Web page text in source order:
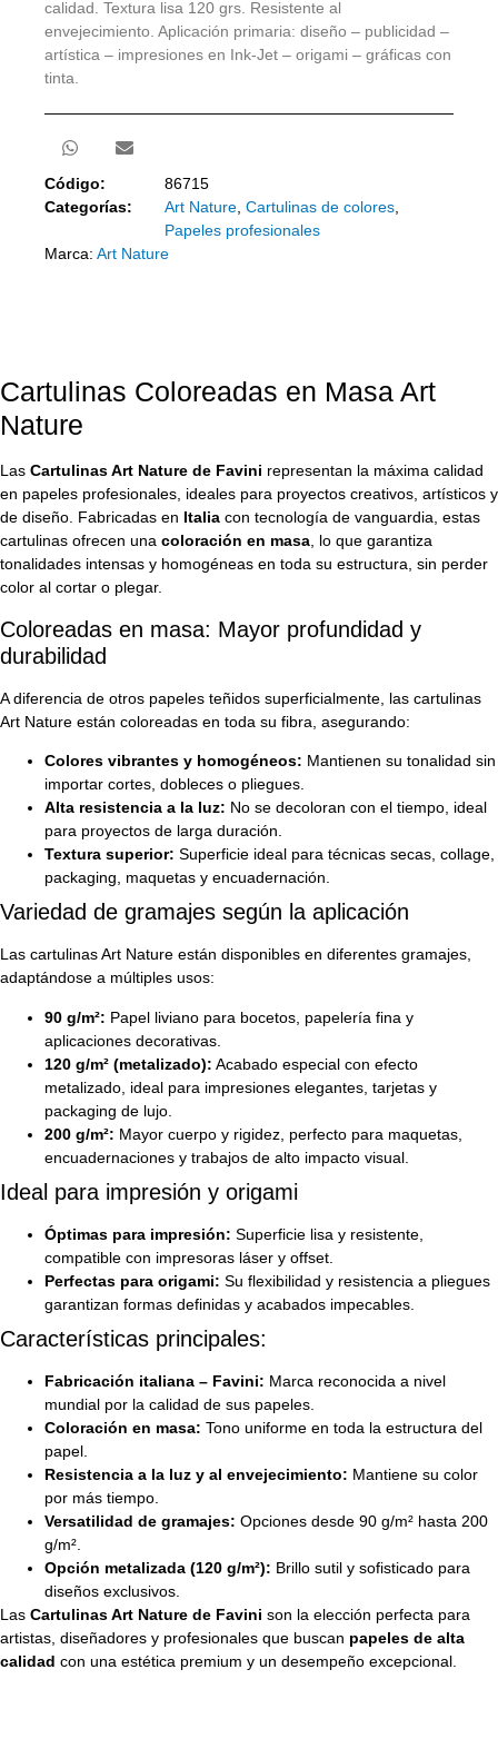
calidad. Textura lisa 120 grs. Resistente al
envejecimiento. Aplicación primaria: diseño – publicidad –
artística – impresiones en Ink-Jet – origami – gráficas con
tinta.
Código:
86715
Categorías:
Art Nature, Cartulinas de colores,
Papeles profesionales
Marca: Art Nature
Cartulinas Coloreadas en Masa Art
Nature
Las Cartulinas Art Nature de Favini representan la máxima calidad
en papeles profesionales, ideales para proyectos creativos, artísticos y
de diseño. Fabricadas en Italia con tecnología de vanguardia, estas
cartulinas ofrecen una coloración en masa, lo que garantiza
tonalidades intensas y homogéneas en toda su estructura, sin perder
color al cortar o plegar.
Coloreadas en masa: Mayor profundidad y
durabilidad
A diferencia de otros papeles teñidos superficialmente, las cartulinas
Art Nature están coloreadas en toda su fibra, asegurando:
Colores vibrantes y homogéneos: Mantienen su tonalidad sin
importar cortes, dobleces o pliegues.
Alta resistencia a la luz: No se decoloran con el tiempo, ideal
para proyectos de larga duración.
Textura superior: Superficie ideal para técnicas secas, collage,
packaging, maquetas y encuadernación.
Variedad de gramajes según la aplicación
Las cartulinas Art Nature están disponibles en diferentes gramajes,
adaptándose a múltiples usos:
90 g/m²: Papel liviano para bocetos, papelería fina y
aplicaciones decorativas.
120 g/m² (metalizado): Acabado especial con efecto
metalizado, ideal para impresiones elegantes, tarjetas y
packaging de lujo.
200 g/m²: Mayor cuerpo y rigidez, perfecto para maquetas,
encuadernaciones y trabajos de alto impacto visual.
Ideal para impresión y origami
Óptimas para impresión: Superficie lisa y resistente,
compatible con impresoras láser y offset.
Perfectas para origami: Su flexibilidad y resistencia a pliegues
garantizan formas definidas y acabados impecables.
Características principales:
Fabricación italiana – Favini: Marca reconocida a nivel
mundial por la calidad de sus papeles.
Coloración en masa: Tono uniforme en toda la estructura del
papel.
Resistencia a la luz y al envejecimiento: Mantiene su color
por más tiempo.
Versatilidad de gramajes: Opciones desde 90 g/m² hasta 200
g/m².
Opción metalizada (120 g/m²): Brillo sutil y sofisticado para
diseños exclusivos.
Las Cartulinas Art Nature de Favini son la elección perfecta para
artistas, diseñadores y profesionales que buscan papeles de alta
calidad con una estética premium y un desempeño excepcional.